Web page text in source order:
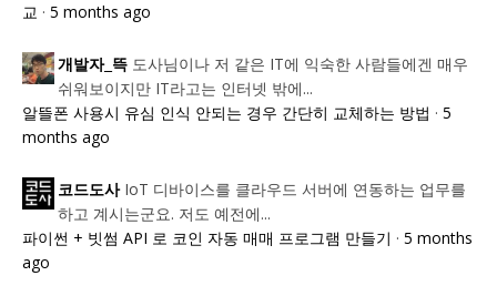
교 · 5 months ago
개발자_뜩 도사님이나 저 같은 IT에 익숙한 사람들에겐 매우
쉬워보이지만 IT라고는 인터넷 밖에...
알뜰폰 사용시 유심 인식 안되는 경우 간단히 교체하는 방법 · 5
months ago
코드도사 IoT 디바이스를 클라우드 서버에 연동하는 업무를
하고 계시는군요. 저도 예전에...
파이썬 + 빗썸 API 로 코인 자동 매매 프로그램 만들기 · 5 months
ago